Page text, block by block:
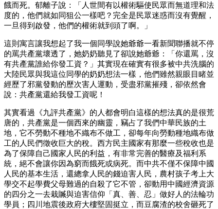
餓而死。郁離子說：「人世間有以權術驅使民眾而無道理和法
度的，他們就如同狙公一樣吧？完全是民眾迷惑而沒有覺醒，
一旦得到啟發，他們的權術就到頭了啊。」
這則寓言讓我想起了我一個同學說她爺爺一看新聞聯播就不停
的罵共產黨壞透了，她奶奶聽見了卻說她爺爺：「你還罵，沒
有共產黨誰給你發工資？」其實現在確實有很多被中共洗腦的
大陸民眾與我這位同學的奶奶想法一樣，他們雖然親眼目睹並
經歷了邪黨發動的歷次害人運動，受盡邪黨摧殘，卻依然會
說：共產黨還給我發工資呢！
其實看過《九評共產黨》的人都會明白這樣的想法真的是很荒
唐的，共產黨是一個西來的幽靈，竊占了我們中華民族的土
地，它不勞動不種地不織布不做工，卻每年向勞動種地織布做
工的人民們徵收巨大的稅。西方民主國家有那麼一些稅收也是
為了保障自己國家人民的利益，有非常完善的醫療及福利系
統，絕不會讓你因為窮而餓死或病死。而中共不僅不保障中國
人民的基本生活，還總拿人民的錢迫害人民，農村孩子考上大
學交不起學費父母難過的自殺了它不管，卻動用中國經濟資源
的四分之一去栽贓與迫害信仰「真、善、忍」做好人的法輪功
學員；四川地震後政府大樓堅固挺立，而豆腐渣的校舍砸死了